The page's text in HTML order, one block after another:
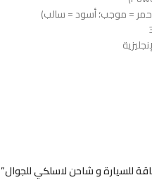
للسيارة و شاحن لاسلكي للجوال”